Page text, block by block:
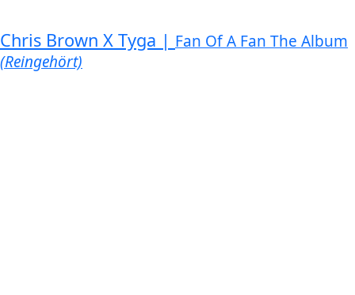
Chris Brown X Tyga | Fan Of A Fan The Album
(Reingehört)